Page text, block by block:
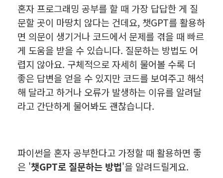
혼자 프로그래밍 공부를 할 때 가장 답답한 게 질
문할 곳이 마땅치 않다는 건데요, 챗GPT를 활용하
면 의문이 생기거나 코드에서 문제를 겪을 때 빠르
게 도움을 받을 수 있습니다. 질문하는 방법도 어
렵지 않아요. 구체적으로 자세히 물어볼 수록 더
좋은 답변을 얻을 수 있지만 코드를 보여주고 해석
해 달라고 하거나 오류가 발생하는 이유를 알려달
라고 간단하게 물어봐도 괜찮습니다.
파이썬을 혼자 공부한다고 가정할 때 활용하면 좋
은 '챗GPT로 질문하는 방법'을 알려드릴게요.